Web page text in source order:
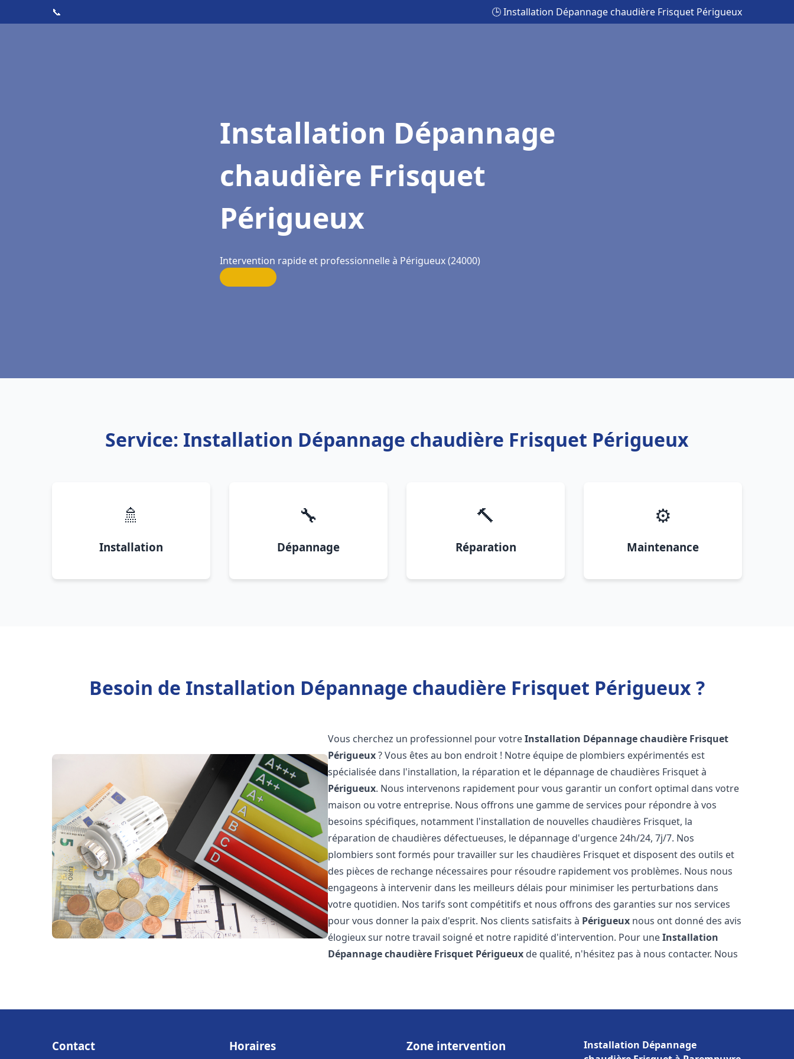
📞 🕒 Installation Dépannage chaudière Frisquet Périgueux
Installation Dépannage
chaudière Frisquet
Périgueux
Intervention rapide et professionnelle à Périgueux (24000)
Service: Installation Dépannage chaudière Frisquet Périgueux
🚿
Installation
🔧
Dépannage
🔨
Réparation
⚙️
Maintenance
Besoin de Installation Dépannage chaudière Frisquet Périgueux ?
Vous cherchez un professionnel pour votreInstallation Dépannage chaudière Frisquet
Périgueux? Vous êtes au bon endroit ! Notre équipe de plombiers expérimentés est
spécialisée dans l'installation, la réparation et le dépannage de chaudières Frisquet à
Périgueux. Nous intervenons rapidement pour vous garantir un confort optimal dans votre
maison ou votre entreprise. Nous offrons une gamme de services pour répondre à vos
besoins spécifiques, notamment l'installation de nouvelles chaudières Frisquet, la
réparation de chaudières défectueuses, le dépannage d'urgence 24h/24, 7j/7. Nos
plombiers sont formés pour travailler sur les chaudières Frisquet et disposent des outils et
des pièces de rechange nécessaires pour résoudre rapidement vos problèmes. Nous nous
engageons à intervenir dans les meilleurs délais pour minimiser les perturbations dans
votre quotidien. Nos tarifs sont compétitifs et nous offrons des garanties sur nos services
pour vous donner la paix d'esprit. Nos clients satisfaits à Périgueux nous ont donné des avis
élogieux sur notre travail soigné et notre rapidité d'intervention. Pour uneInstallation
Dépannage chaudière Frisquet Périgueux de qualité, n'hésitez pas à nous contacter. Nous
Contact Horaires Zone intervention
Installation Dépannage